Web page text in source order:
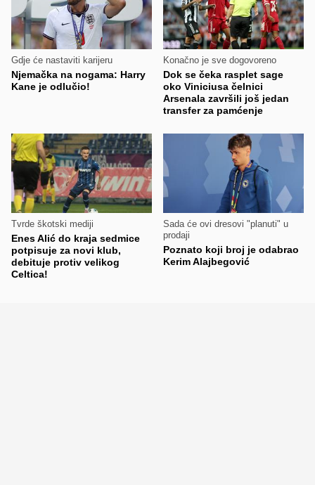
Gdje će nastaviti karijeru
Njemačka na nogama: Harry
Kane je odlučio!
Konačno je sve dogovoreno
Dok se čeka rasplet sage
oko Viniciusa čelnici
Arsenala završili još jedan
transfer za pamćenje
Tvrde škotski mediji
Enes Alić do kraja sedmice
potpisuje za novi klub,
debituje protiv velikog
Celtica!
Sada će ovi dresovi "planuti" u
prodaji
Poznato koji broj je odabrao
Kerim Alajbegović